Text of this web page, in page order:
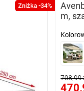
Zniżka -34%
m,
708,99